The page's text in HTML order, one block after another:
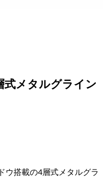
式メタルグライン
ウ搭載の4層式メタルグラ